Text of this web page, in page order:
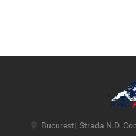
București, Strada N.D.